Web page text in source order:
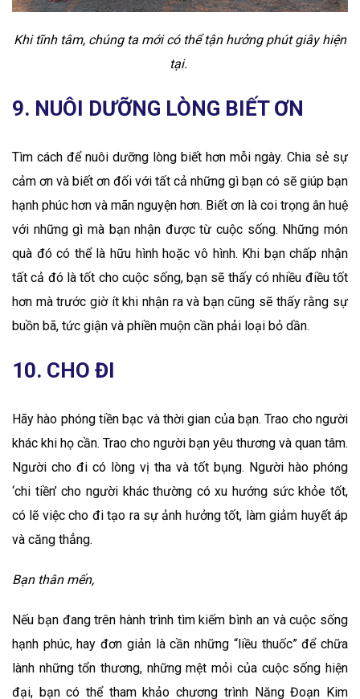
Khi tĩnh tâm, chúng ta mới có thể tận hưởng phút giây hiện
tại.
9. NUÔI DƯỠNG LÒNG BIẾT ƠN
Tìm cách để nuôi dưỡng lòng biết hơn mỗi ngày. Chia sẻ sự
cảm ơn và biết ơn đối với tất cả những gì bạn có sẽ giúp bạn
hạnh phúc hơn và mãn nguyện hơn. Biết ơn là coi trọng ân huệ
với những gì mà bạn nhận được từ cuộc sống. Những món
quà đó có thể là hữu hình hoặc vô hình. Khi bạn chấp nhận
tất cả đó là tốt cho cuộc sống, bạn sẽ thấy có nhiều điều tốt
hơn mà trước giờ ít khi nhận ra và bạn cũng sẽ thấy rằng sự
buồn bã, tức giận và phiền muộn cần phải loại bỏ dần.
10. CHO ĐI
Hãy hào phóng tiền bạc và thời gian của bạn. Trao cho người
khác khi họ cần. Trao cho người bạn yêu thương và quan tâm.
Người cho đi có lòng vị tha và tốt bụng. Người hào phóng
‘chi tiền’ cho người khác thường có xu hướng sức khỏe tốt,
có lẽ việc cho đi tạo ra sự ảnh hưởng tốt, làm giảm huyết áp
và căng thẳng.
Bạn thân mến,
Nếu bạn đang trên hành trình tìm kiếm bình an và cuộc sống
hạnh phúc, hay đơn giản là cần những “liều thuốc” để chữa
lành những tổn thương, những mệt mỏi của cuộc sống hiện
đại, bạn có thể tham khảo chương trình Năng Đoạn Kim